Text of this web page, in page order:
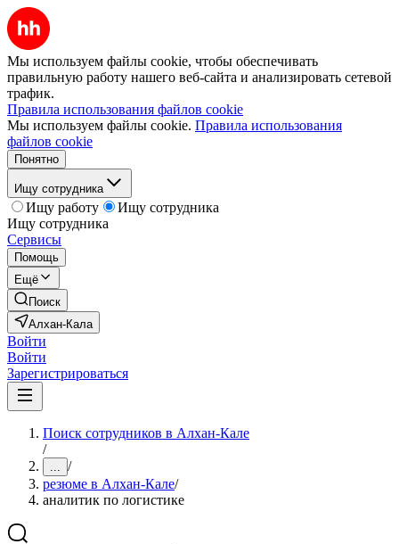
Мы используем файлы cookie, чтобы обеспечивать
правильную работу нашего веб-сайта и анализировать сетевой
трафик.
Правила использования файлов cookie
Мы используем файлы cookie. Правила использования
файлов cookie
Понятно
Ищу сотрудника
Ищу работу
Ищу сотрудника
Ищу сотрудника
Сервисы
Помощь
Ещё
Поиск
Алхан-Кала
Войти
Войти
Зарегистрироваться
Поиск сотрудников в Алхан-Кале
/
... /
резюме в Алхан-Кале/
аналитик по логистике